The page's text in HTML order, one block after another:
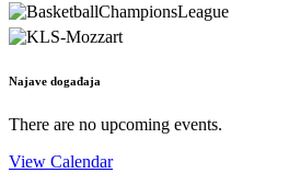
Najave događaja
There are no upcoming events.
View Calendar